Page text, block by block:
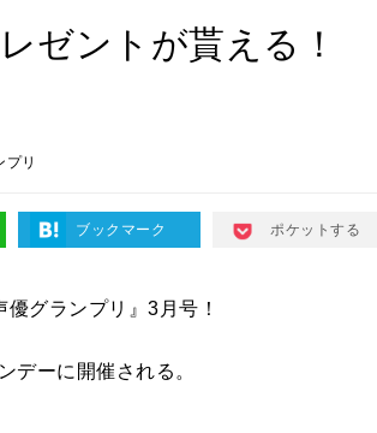
ゼントが貰える！
プリ
ブックマーク ポケットする
グランプリ』3月号！
デーに開催される。